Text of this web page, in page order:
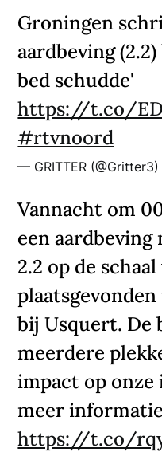
Groningen
aardbeving
bed schudde'
https://t.co/
#rtvnoord
— GRITTER (@Gritter3)
Vannacht om
een
2.2 op de
bij Usquert. De
meerdere
impact op
meer
https://t.co/